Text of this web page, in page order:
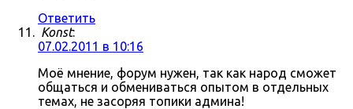
Ответить
Konst:
07.02.2011 в 10:16
Моё мнение, форум нужен, так как народ сможет
общаться и обмениваться опытом в отдельных
темах, не засоряя топики админа!